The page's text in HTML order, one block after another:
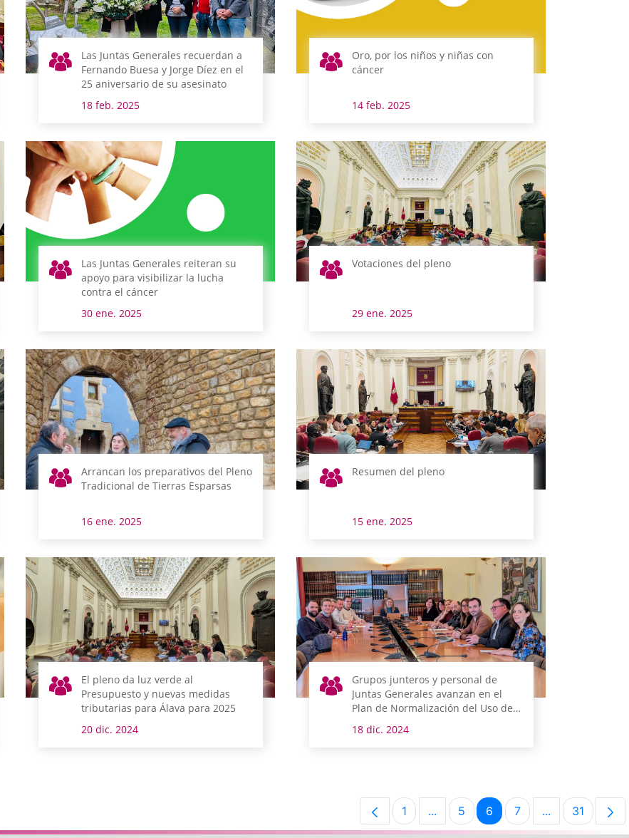
Las Juntas Generales recuerdan a
Fernando Buesa y Jorge Díez en el
25 aniversario de su asesinato
18 feb. 2025
Oro, por los niños y niñas con
cáncer
14 feb. 2025
Las Juntas Generales reiteran su
apoyo para visibilizar la lucha
contra el cáncer
30 ene. 2025
Votaciones del pleno
29 ene. 2025
Arrancan los preparativos del Pleno
Tradicional de Tierras Esparsas
16 ene. 2025
Resumen del pleno
15 ene. 2025
El pleno da luz verde al
Presupuesto y nuevas medidas
tributarias para Álava para 2025
20 dic. 2024
Grupos junteros y personal de
Juntas Generales avanzan en el
Plan de Normalización del Uso del
Euskera
18 dic. 2024
Página
1 ...Páginas intermedias Use TAB para
Página
5 Página
6 Página
7 ...PáginasPágina
31